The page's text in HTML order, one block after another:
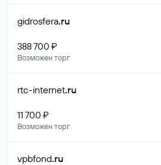
gidrosfera.ru
388 700 ₽
Возможен торг
rtc-internet.ru
11 700 ₽
Возможен торг
vpbfond.ru